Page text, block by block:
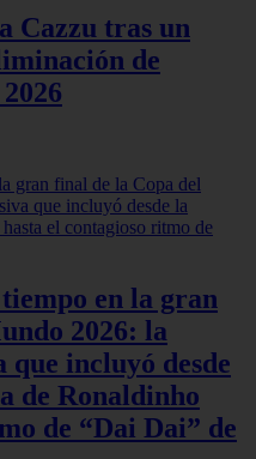
Cazzu tras un
de
en la gran
2026: la
que incluyó desde
de Ronaldinho
de “Dai Dai” de